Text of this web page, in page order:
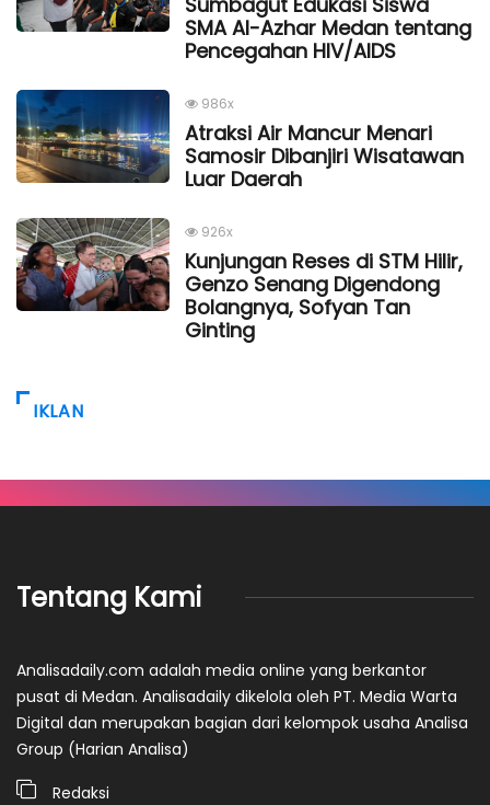
SMA Al-Azhar Medan tentang
Pencegahan HIV/AIDS
986x
Atraksi Air Mancur Menari
Samosir Dibanjiri Wisatawan
Luar Daerah
926x
Kunjungan Reses di STM Hilir,
Genzo Senang Digendong
Bolangnya, Sofyan Tan
Ginting
IKLAN
Tentang Kami
Analisadaily.com adalah media online yang berkantor
pusat di Medan. Analisadaily dikelola oleh PT. Media Warta
Digital dan merupakan bagian dari kelompok usaha Analisa
Group (Harian Analisa)
Redaksi